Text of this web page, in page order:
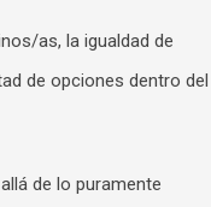
as, la igualdad de
de opciones dentro del
de lo puramente